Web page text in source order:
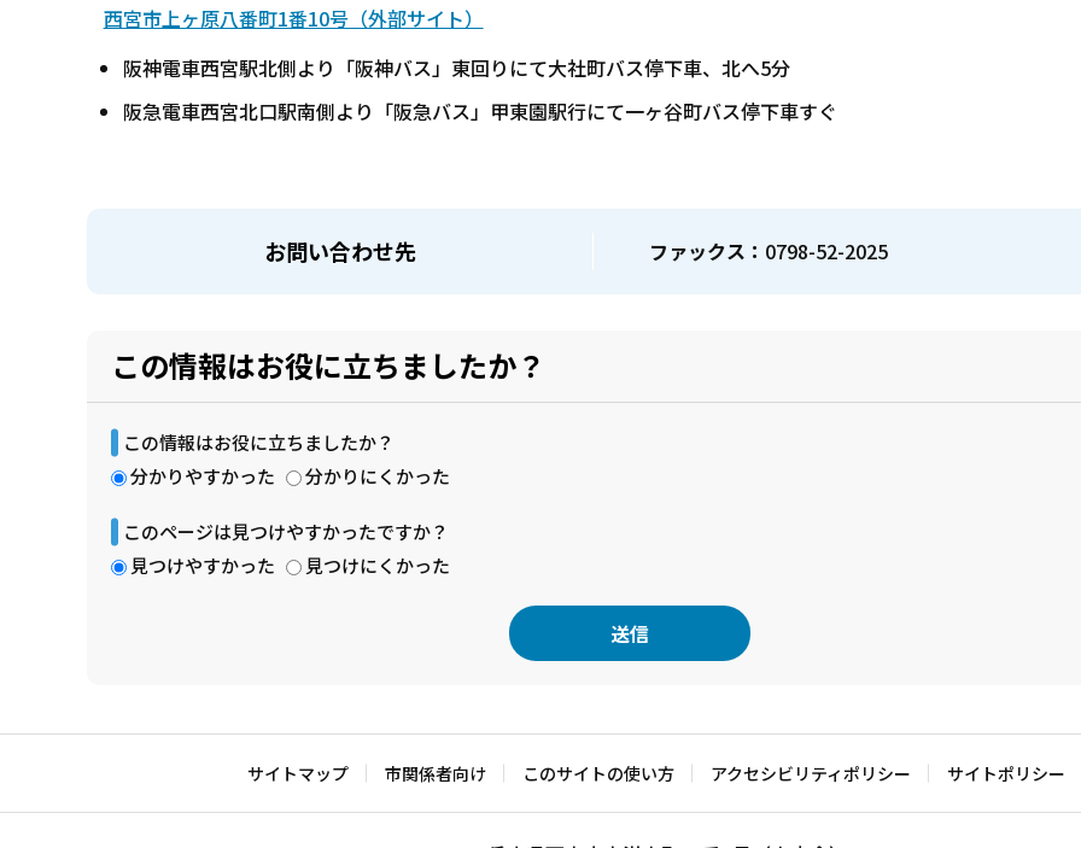
西宮市上ヶ原八番町1番10号（外部サイト）
阪神電車西宮駅北側より「阪神バス」東回りにて大社町バス停下車、北へ5分
阪急電車西宮北口駅南側より「阪急バス」甲東園駅行にて一ヶ谷町バス停下車すぐ
お問い合わせ先 ファックス： 0798-52-2025
この情報はお役に立ちましたか？
この情報はお役に立ちましたか？
分かりやすかった
分かりにくかった
このページは見つけやすかったですか？
見つけやすかった
見つけにくかった
文
サイトマップ 市関係者向け このサイトの使い方 アクセシビリティポリシー サイトポリシー